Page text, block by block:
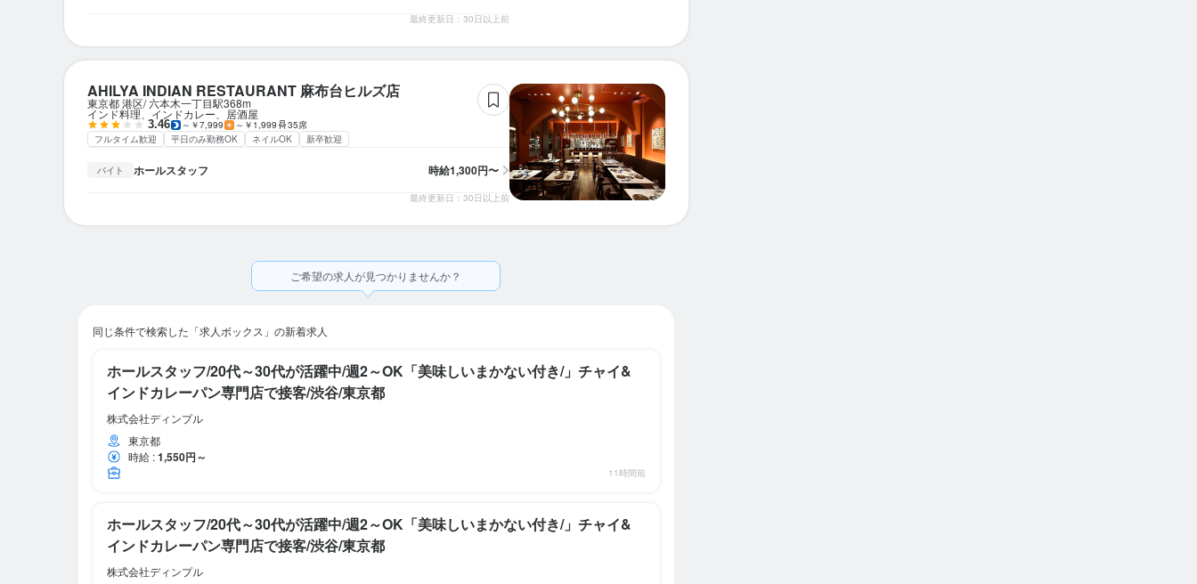
最終更新日：30日以上前
AHILYA INDIAN RESTAURANT 麻布台ヒルズ店
東京都 港区 六本木一丁目駅368m
インド料理、インドカレー、居酒屋
3.46 ～￥7,999 ～￥1,999
35席
フルタイム歓迎
平日のみ勤務OK ネイルOK 新卒歓迎
バイト ホールスタッフ 時給1,300円〜
最終更新日：30日以上前
ご希望の求人が見つかりませんか？
同じ条件で検索した「求人ボックス」の新着求人
ホールスタッフ/20代～30代が活躍中/週2～OK「美味しいまかない付き/」チャイ&
インドカレーパン専門店で接客/渋谷/東京都
株式会社ディンプル
東京都
時給 :1,550円～
11時間前
ホールスタッフ/20代～30代が活躍中/週2～OK「美味しいまかない付き/」チャイ&
インドカレーパン専門店で接客/渋谷/東京都
株式会社ディンプル